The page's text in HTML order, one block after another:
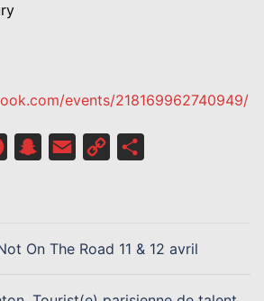
events/218169962740949/
FacebookSnapchat
Email
Copy
On The Road 11 & 12 avril